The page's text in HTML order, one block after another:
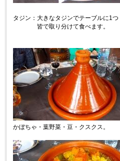
タジン：大きなタジンでテーブルに1つ
皆で取り分けて食べます。
かぼちゃ・葉野菜・豆・クスクス。